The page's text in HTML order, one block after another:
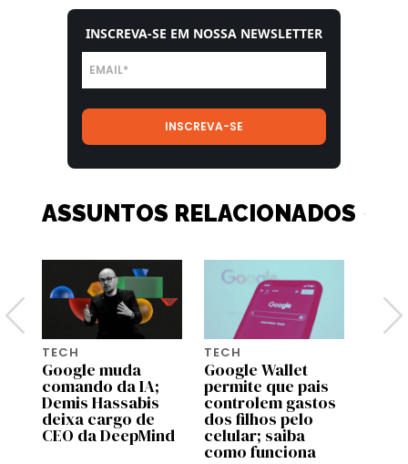
INSCREVA-SE EM NOSSA NEWSLETTER
ASSUNTOS RELACIONADOS
TECH
Google muda
comando da IA;
Demis Hassabis
deixa cargo de
CEO da DeepMind
TECH
Google Wallet
permite que pais
controlem gastos
dos filhos pelo
celular; saiba
como funciona